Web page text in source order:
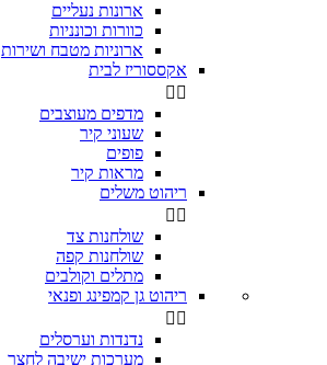
ארונות נעליים
כוורות וכונניות
ארוניות מטבח ושירות
אקססוריז לבית
 
מדפים מעוצבים
שעוני קיר
פופים
מראות קיר
ריהוט משלים
 
שולחנות צד
שולחנות קפה
מתלים וקולבים
ריהוט גן קמפינג ופנאי
 
נדנדות וערסלים
מערכות ישיבה לחצר